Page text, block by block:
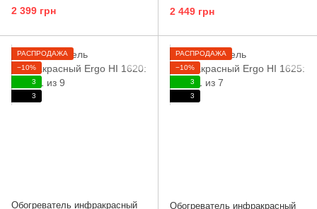
2 399 грн 2 449 грн
РАСПРОДАЖА
−10%
3
3
Обогреватель инфракрасный
РАСПРОДАЖА
−10%
3
3
Обогреватель инфракрасный